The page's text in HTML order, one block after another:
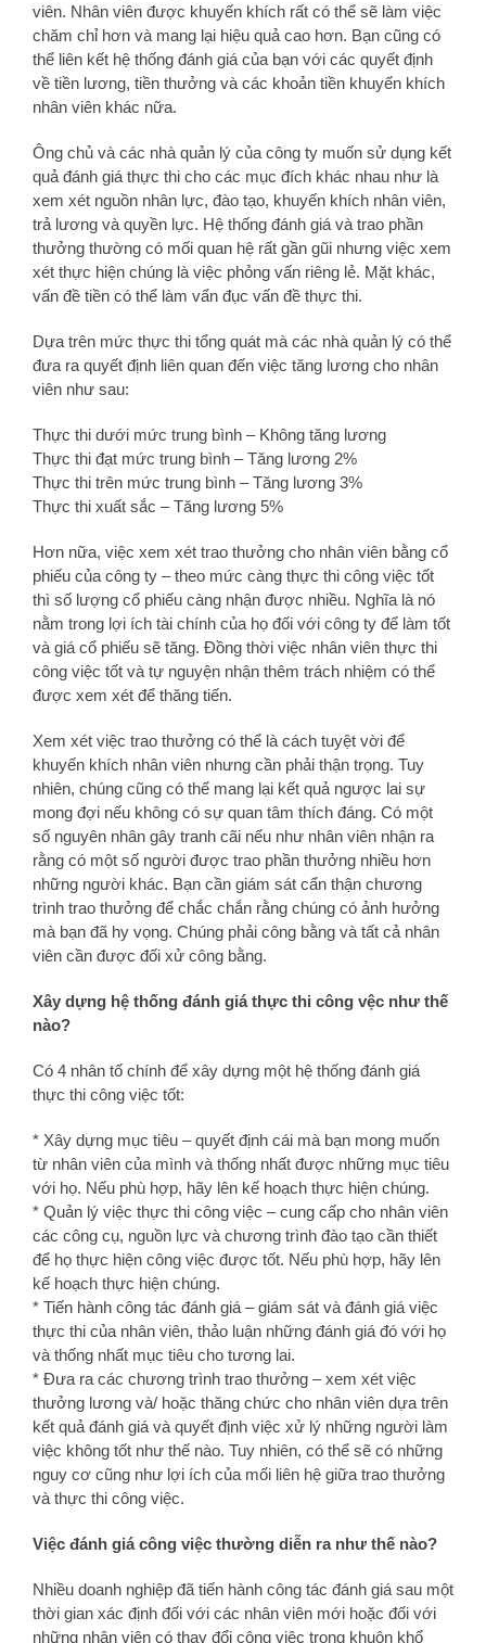
viên. Nhân viên được khuyến khích rất có thể sẽ làm việc
chăm chỉ hơn và mang lại hiệu quả cao hơn. Bạn cũng có
thể liên kết hệ thống đánh giá của bạn với các quyết định
về tiền lương, tiền thưởng và các khoản tiền khuyến khích
nhân viên khác nữa.
Ông chủ và các nhà quản lý của công ty muốn sử dụng kết
quả đánh giá thực thi cho các mục đích khác nhau như là
xem xét nguồn nhân lực, đào tạo, khuyến khích nhân viên,
trả lương và quyền lực. Hệ thống đánh giá và trao phần
thưởng thường có mối quan hệ rất gần gũi nhưng việc xem
xét thực hiện chúng là việc phỏng vấn riêng lẻ. Mặt khác,
vấn đề tiền có thể làm vẩn đục vấn đề thực thi.
Dựa trên mức thực thi tổng quát mà các nhà quản lý có thể
đưa ra quyết định liên quan đến việc tăng lương cho nhân
viên như sau:
Thực thi dưới mức trung bình – Không tăng lương
Thực thi đạt mức trung bình – Tăng lương 2%
Thực thi trên mức trung bình – Tăng lương 3%
Thực thi xuất sắc – Tăng lương 5%
Hơn nữa, việc xem xét trao thưởng cho nhân viên bằng cổ
phiếu của công ty – theo mức càng thực thi công việc tốt
thì số lượng cổ phiếu càng nhận được nhiều. Nghĩa là nó
nằm trong lợi ích tài chính của họ đối với công ty để làm tốt
và giá cổ phiếu sẽ tăng. Đồng thời việc nhân viên thực thi
công việc tốt và tự nguyện nhận thêm trách nhiệm có thể
được xem xét để thăng tiến.
Xem xét việc trao thưởng có thể là cách tuyệt vời để
khuyến khích nhân viên nhưng cần phải thận trọng. Tuy
nhiên, chúng cũng có thể mang lại kết quả ngược lai sự
mong đợi nếu không có sự quan tâm thích đáng. Có một
số nguyên nhân gây tranh cãi nếu như nhân viên nhận ra
rằng có một số người được trao phần thưởng nhiều hơn
những người khác. Bạn cần giám sát cẩn thận chương
trình trao thưởng để chắc chắn rằng chúng có ảnh hưởng
mà bạn đã hy vọng. Chúng phải công bằng và tất cả nhân
viên cần được đối xử công bằng.
Xây dựng hệ thống đánh giá thực thi công vệc như thế
nào?
Có 4 nhân tố chính để xây dựng một hệ thống đánh giá
thực thi công việc tốt:
* Xây dựng mục tiêu – quyết định cái mà bạn mong muốn
từ nhân viên của mình và thống nhất được những mục tiêu
với họ. Nếu phù hợp, hãy lên kế hoạch thực hiện chúng.
* Quản lý việc thực thi công việc – cung cấp cho nhân viên
các công cụ, nguồn lực và chương trình đào tạo cần thiết
để họ thực hiện công việc được tốt. Nếu phù hợp, hãy lên
kế hoạch thực hiện chúng.
* Tiến hành công tác đánh giá – giám sát và đánh giá việc
thực thi của nhân viên, thảo luận những đánh giá đó với họ
và thống nhất mục tiêu cho tương lai.
* Đưa ra các chương trình trao thưởng – xem xét việc
thưởng lương và/ hoặc thăng chức cho nhân viên dựa trên
kết quả đánh giá và quyết định việc xử lý những người làm
việc không tốt như thế nào. Tuy nhiên, có thể sẽ có những
nguy cơ cũng như lợi ích của mối liên hệ giữa trao thưởng
và thực thi công việc.
Việc đánh giá công việc thường diễn ra như thế nào?
Nhiều doanh nghiệp đã tiến hành công tác đánh giá sau một
thời gian xác định đối với các nhân viên mới hoặc đối với
những nhân viên có thay đổi công việc trong khuôn khổ